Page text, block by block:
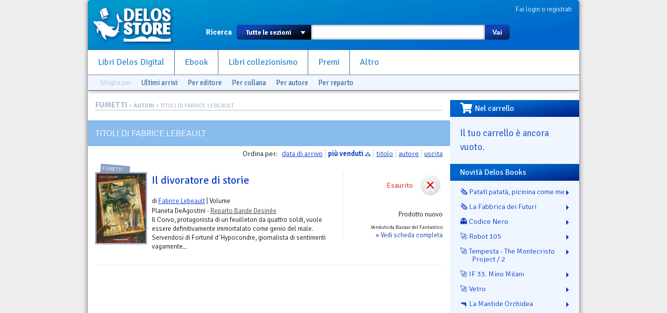
Fai login o registrati
Ricerca Vai
Libri Delos Digital Ebook Libri collezionismo Premi Altro
Sfoglia per Ultimi arrivi Per editore Per collana Per autore Per reparto
FUMETTI > AUTORI > TITOLI DI FABRICE LEBEAULT
TITOLI DI FABRICE LEBEAULT
Ordina per: data di arrivo più venduti titolo autore uscita
Esaurito
Prodotto nuovo
Venduto da Bazaar del Fantastico
» Vedi scheda completa
FUMETTI
Il divoratore di storie
di Fabrice Lebeault | Volume
Planeta DeAgostini - Reparto Bande Desinée
Il Corvo, protagonista di un feuilleton da quattro soldi, vuole
essere definitivamente immortalato come genio del male.
Servendosi di Fortuné d´Hypocondre, giornalista di sentimenti
vagamente...
Nel carrello
Il tuo carrello è ancora
vuoto.
Novità Delos Books
🗞️ Patatì patatà, picinina come me
🗞️ La Fabbrica dei Futuri
👻 Codice Nero
🚀 Robot 105
🚀 Tempesta - The Montecristo
Project / 2
🚀 IF 33. Mino Milani
🚀 Vetro
🔫 La Mantide Orchidea